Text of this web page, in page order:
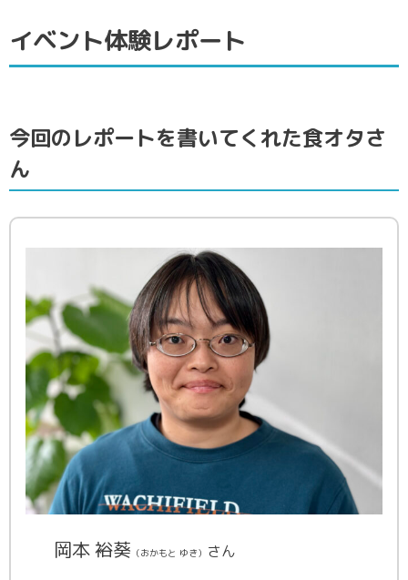
イベント体験レポート
今回のレポートを書いてくれた食オタさ
ん
岡本 裕葵 （おかもと ゆき） さん